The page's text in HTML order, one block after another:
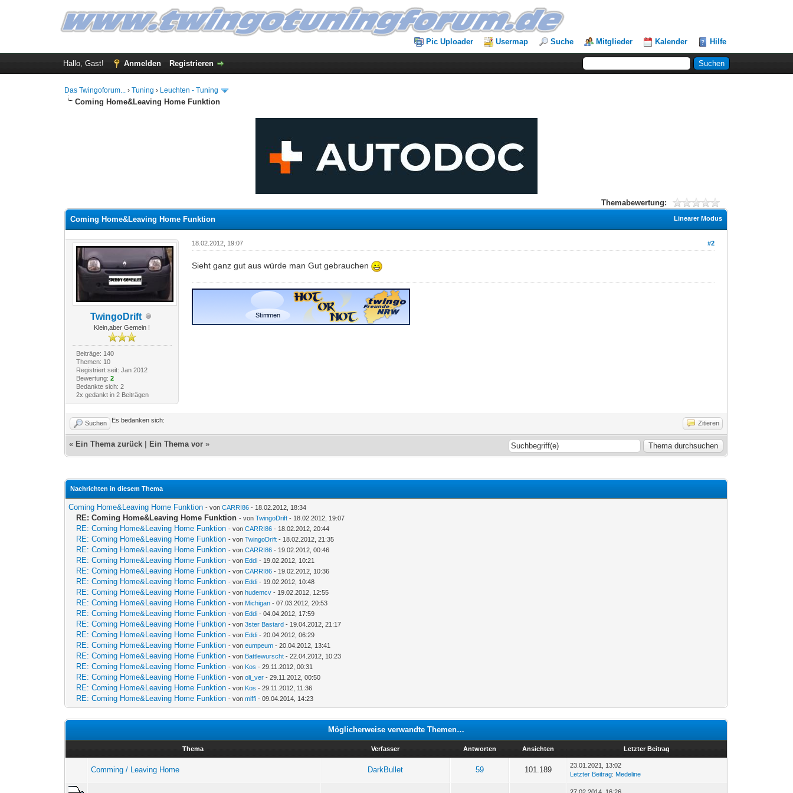
Pic Uploader Usermap Suche Mitglieder Kalender Hilfe
Hallo, Gast! Anmelden Registrieren
Das Twingoforum... ›Tuning › Leuchten - Tuning
Coming Home&Leaving Home Funktion
Themabewertung:
Linearer Modus
Coming Home&Leaving Home Funktion
TwingoDrift
Klein,aber Gemein !
Beiträge: 140
Themen: 10
Registriert seit: Jan 2012
Bewertung: 2
Bedankte sich: 2
2x gedankt in 2 Beiträgen
#2
18.02.2012, 19:07
Sieht ganz gut aus würde man Gut gebrauchen
Suchen Zitieren
Es bedanken sich:
« Ein Thema zurück Ein Thema vor »
Nachrichten in diesem Thema
Coming Home&Leaving Home Funktion - vonCARRI86 - 18.02.2012, 18:34
RE: Coming Home&Leaving Home Funktion - vonTwingoDrift - 18.02.2012, 19:07
RE: Coming Home&Leaving Home Funktion - vonCARRI86 - 18.02.2012, 20:44
RE: Coming Home&Leaving Home Funktion - vonTwingoDrift - 18.02.2012, 21:35
RE: Coming Home&Leaving Home Funktion - vonCARRI86 - 19.02.2012, 00:46
RE: Coming Home&Leaving Home Funktion - von Eddi - 19.02.2012, 10:21
RE: Coming Home&Leaving Home Funktion - vonCARRI86 - 19.02.2012, 10:36
RE: Coming Home&Leaving Home Funktion - von Eddi - 19.02.2012, 10:48
RE: Coming Home&Leaving Home Funktion - vonhudemcv - 19.02.2012, 12:55
RE: Coming Home&Leaving Home Funktion - von Michigan - 07.03.2012, 20:53
RE: Coming Home&Leaving Home Funktion - von Eddi - 04.04.2012, 17:59
RE: Coming Home&Leaving Home Funktion - von3ster Bastard - 19.04.2012, 21:17
RE: Coming Home&Leaving Home Funktion - von Eddi - 20.04.2012, 06:29
RE: Coming Home&Leaving Home Funktion - voneumpeum - 20.04.2012, 13:41
RE: Coming Home&Leaving Home Funktion - von Battlewurscht - 22.04.2012, 10:23
RE: Coming Home&Leaving Home Funktion - von Kos - 29.11.2012, 00:31
RE: Coming Home&Leaving Home Funktion - vonoli_ver - 29.11.2012, 00:50
RE: Coming Home&Leaving Home Funktion - von Kos - 29.11.2012, 11:36
RE: Coming Home&Leaving Home Funktion - vonmiffi - 09.04.2014, 14:23
Möglicherweise verwandte Themen…
Thema Verfasser Antworten Ansichten Letzter Beitrag
Comming / Leaving Home DarkBullet 59 101.189
23.01.2021, 13:02
Letzter Beitrag: Medeline